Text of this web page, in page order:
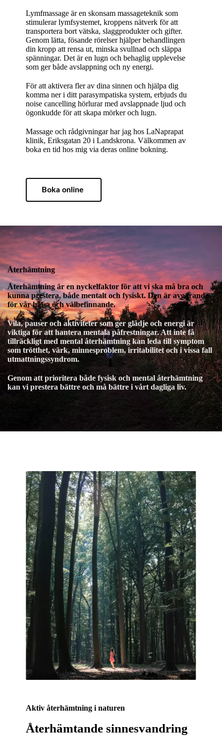
Lymfmassage är en skonsam massageteknik som
stimulerar lymfsystemet, kroppens nätverk för att
transportera bort vätska, slaggprodukter och gifter.
Genom lätta, fösande rörelser hjälper behandlingen
din kropp att rensa ut, minska svullnad och släppa
spänningar. Det är en lugn och behaglig upplevelse
som ger både avslappning och ny energi.
För att aktivera fler av dina sinnen och hjälpa dig
komma ner i ditt parasympatiska system, erbjuds du
noise cancelling hörlurar med avslappnade ljud och
ögonkudde för att skapa mörker och lugn.
Massage och rådgivningar har jag hos LaNaprapat
klinik, Eriksgatan 20 i Landskrona. Välkommen av
boka en tid hos mig via deras online bokning.
Boka online
Återhämtning
Återhämtning är en nyckelfaktor för att vi ska må bra och
kunna prestera, både mentalt och fysiskt. Den är avgörande
för vår hälsa och välbefinnande.
Vila, pauser och aktiviteter som ger glädje och energi är
viktiga för att hantera mentala påfrestningar. Att inte få
tillräckligt med mental återhämtning kan leda till symptom
som trötthet, värk, minnesproblem, irritabilitet och i vissa fall
utmattningssyndrom.
Genom att prioritera både fysisk och mental återhämtning
kan vi prestera bättre och må bättre i vårt dagliga liv.
Aktiv återhämtning i naturen
Återhämtande sinnesvandring